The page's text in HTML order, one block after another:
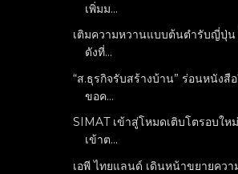
เพิ่มม...
เติมความหวานแบบต้นตำรับญี่ปุ่น
ดังที่...
“ส.ธุรกิจรับสร้างบ้าน” ร่อนหนังสื
ขอค...
SIMAT เข้าสู่โหมดเติบโตรอบให
เข้าต...
เอพี ไทยแลนด์ เดินหน้าขยายควา